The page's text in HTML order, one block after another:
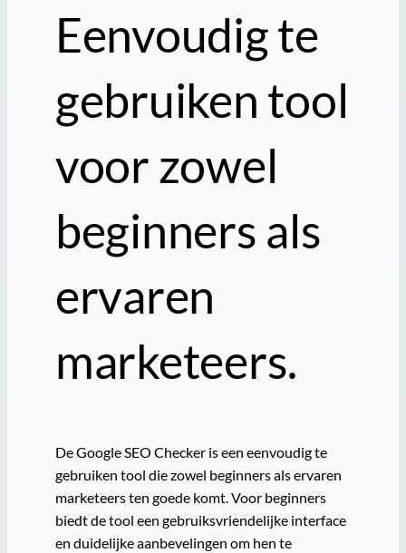
Eenvoudig te
gebruiken tool
voor zowel
beginners als
ervaren
marketeers.
De Google SEO Checker is een eenvoudig te
gebruiken tool die zowel beginners als ervaren
marketeers ten goede komt. Voor beginners
biedt de tool een gebruiksvriendelijke interface
en duidelijke aanbevelingen om hen te